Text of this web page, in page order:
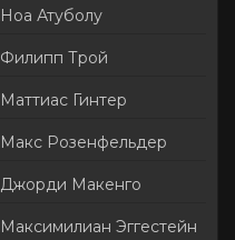
Ноа Атуболу
Филипп Трой
Маттиас Гинтер
Макс Розенфельдер
Джорди Макенго
Максимилиан Эггестейн